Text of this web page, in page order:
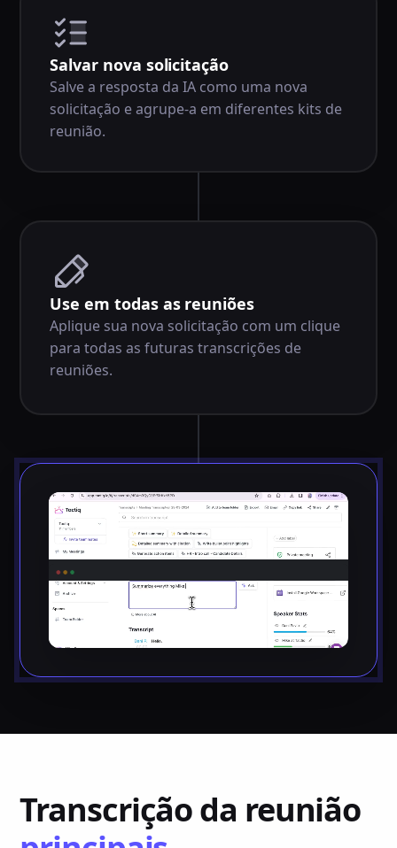
Salvar nova solicitação
Salve a resposta da IA como uma nova
solicitação e agrupe-a em diferentes kits de
reunião.
Use em todas as reuniões
Aplique sua nova solicitação com um clique
para todas as futuras transcrições de
reuniões.
Transcrição da reunião